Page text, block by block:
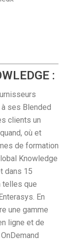
:
ses Blended
clients un
où et
de formation
Knowledge
dans 15
telles que
En
une gamme
ligne et de